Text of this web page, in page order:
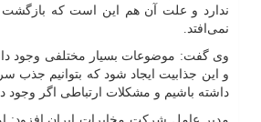
ندارد و علت آن هم این است که بازگشت
نمی‌افتد.
وی گفت: موضوعات بسیار مختلفی وجود
و این جذابیت ایجاد شود که بتوانیم جذب
داشته باشیم و مشکلات ارتباطی اگر وجود